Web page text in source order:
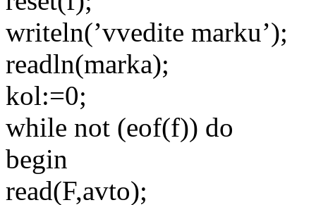
writeln(’vvedite marku’);
readln(marka);
kol:=0;
while not (eof(f)) do
begin
read(F,avto);